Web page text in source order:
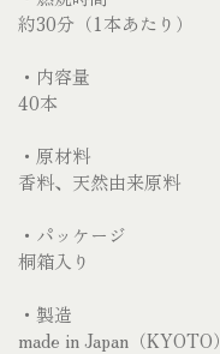
約30分（1 本あたり）
・内容量
40本
・原材料
香料、天然由来原料
・パッケージ
桐箱入り
・ 製造
made in Japan（KYOTO）